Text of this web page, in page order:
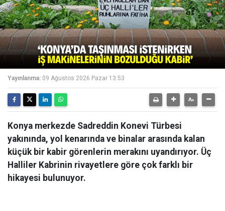
Yayınlanma: 09 Ağustos 2026 Pazar 13:53
Konya merkezde Sadreddin Konevi Türbesi
yakınında, yol kenarında ve binalar arasında kalan
küçük bir kabir görenlerin merakını uyandırıyor. Üç
Halliler Kabrinin rivayetlere göre çok farklı bir
hikayesi bulunuyor.